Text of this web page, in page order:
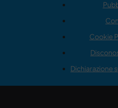
Cookie
Dichiarazione